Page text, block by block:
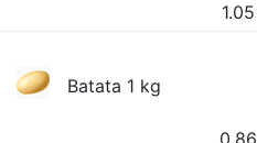
1.05
Batata 1 kg
0.86